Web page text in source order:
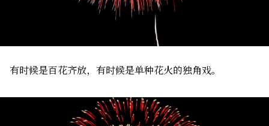
有时候是百花齐放，有时候是单种花火的独角戏。